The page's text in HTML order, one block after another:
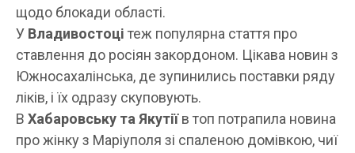
щодо блокади області.
У Владивостоці теж популярна стаття про
ставлення до росіян закордоном. Цікава новин з
Южносахалінська, де зупинились поставки ряду
ліків, і їх одразу скуповують.
В Хабаровську та Якутіїв топ потрапила новина
про жінку з Маріуполя зі спаленою домівкою, чиї